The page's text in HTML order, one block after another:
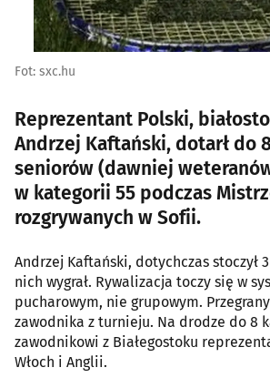
Fot: sxc.hu
Reprezentant Polski,
Andrzej Kaftański, dotarł do
seniorów (dawniej
w kategorii 55 podczas
rozgrywanych w Sofii.
Andrzej Kaftański, dotychczas stoczył
nich wygrał. Rywalizacja toczy się w
pucharowym, nie grupowym.
zawodnika z turnieju. Na drodze do 8
zawodnikowi z Białegostoku
Włoch i Anglii.